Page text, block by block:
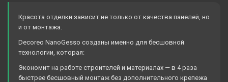
Красота отделки зависит не только от качества панелей, но
и от монтажа.
Decoreo NanoGesso созданы именно для бесшовной
технологии, которая:
Экономит на работе строителей и материалах — в 4 раза
быстрее бесшовный монтаж без дополнительного крепежа